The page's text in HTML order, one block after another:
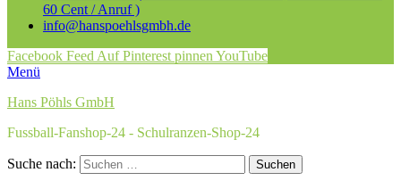
60 Cent / Anruf )
info@hanspoehlsgmbh.de
Facebook FeedAuf Pinterest pinnenYouTube
Menü
Hans Pöhls GmbH
Fussball-Fanshop-24 - Schulranzen-Shop-24
Suche nach: